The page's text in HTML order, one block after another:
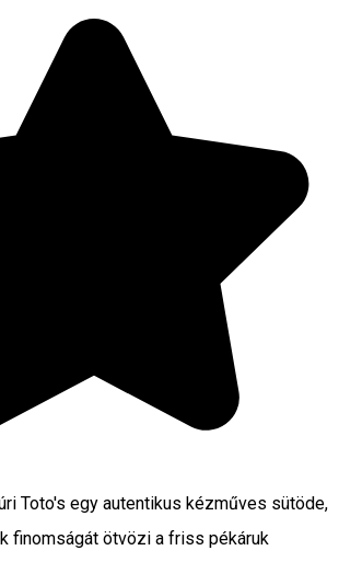
Toto's egy autentikus kézműves sütöde,
finomságát ötvözi a friss pékáruk